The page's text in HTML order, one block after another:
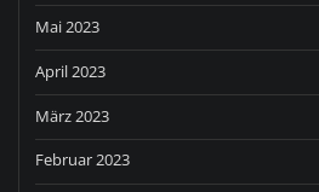
Mai 2023
April 2023
März 2023
Februar 2023